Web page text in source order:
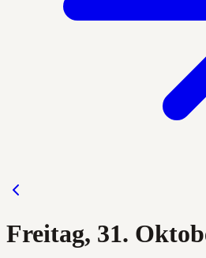
Freitag, 31.